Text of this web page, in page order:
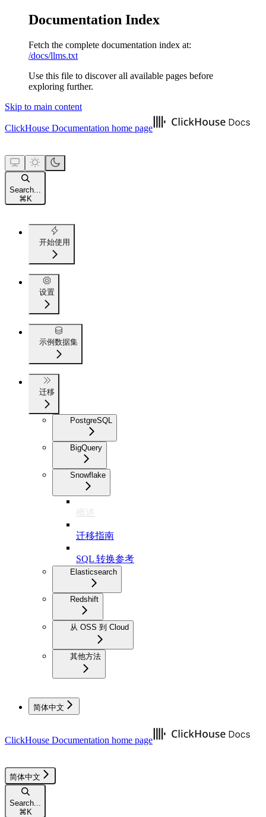
Documentation Index
Fetch the complete documentation index at:
/docs/llms.txt
Use this file to discover all available pages before
exploring further.
Skip to main content
ClickHouse Documentation home page
Search...
⌘ K
开始使用
设置
示例数据集
迁移
PostgreSQL
BigQuery
Snowflake
概述
迁移指南
SQL 转换参考
Elasticsearch
Redshift
从 OSS 到 Cloud
其他方法
简体中文
ClickHouse Documentation home page
简体中文
Search...
⌘ K